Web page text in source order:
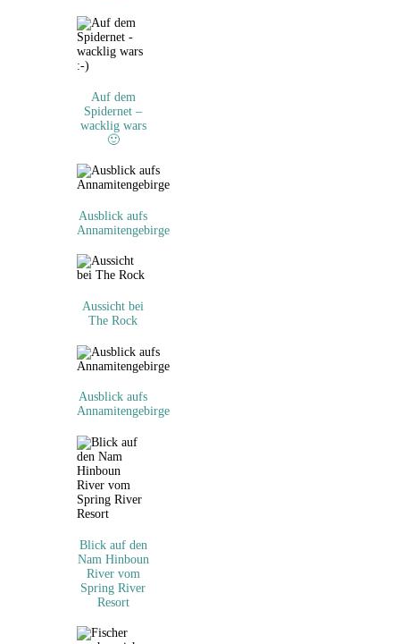
Auf dem
Spidernet –
wacklig wars
🙂
Ausblick aufs
Annamitengebirge
Aussicht bei
The Rock
Ausblick aufs
Annamitengebirge
Blick auf den
Nam Hinboun
River vom
Spring River
Resort